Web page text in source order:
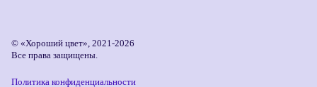
© «Хороший цвет», 2021-2026
Все права защищены.
Политика конфиденциальности